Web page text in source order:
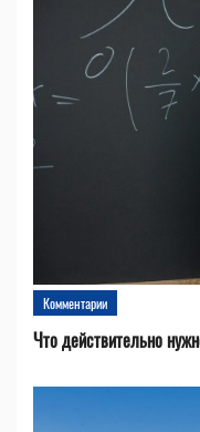
Комментарии
Что действительно